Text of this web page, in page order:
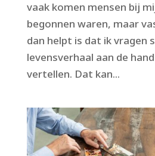
vaak komen mensen bij
begonnen waren, maar
dan helpt is dat ik vragen
levensverhaal aan de
vertellen. Dat kan...